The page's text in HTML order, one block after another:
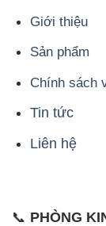
Giới thiệu
Sản phẩm
Chính sách
Tin tức
Liên hệ
📞 PHÒNG